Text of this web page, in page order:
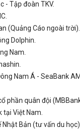
- Tập đoàn TKV.
(Quảng Cáo ngoài trời).
Dolphin.
Nam.
Nam Á - SeaBank
phần quân đội
tại Việt Nam.
Bản (tư vấn du học).